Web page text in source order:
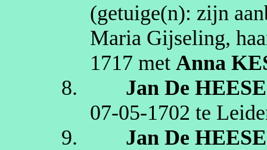
(getuige(n): zijn
Maria Gijseling,
1717 metAnna
8.
Jan De HEESE
07‑05‑1702 te
9.
Jan De HEESE